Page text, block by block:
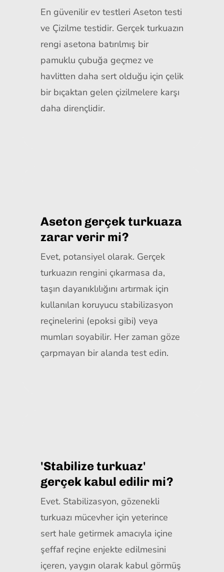
En güvenilir ev testleri Aseton testi
ve Çizilme testidir. Gerçek turkuazın
rengi asetona batırılmış bir
pamuklu çubuğa geçmez ve
havlitten daha sert olduğu için çelik
bir bıçaktan gelen çizilmelere karşı
daha dirençlidir.
Aseton gerçek turkuaza
zarar verir mi?
Evet, potansiyel olarak. Gerçek
turkuazın rengini çıkarmasa da,
taşın dayanıklılığını artırmak için
kullanılan koruyucu stabilizasyon
reçinelerini (epoksi gibi) veya
mumları soyabilir. Her zaman göze
çarpmayan bir alanda test edin.
'Stabilize turkuaz'
gerçek kabul edilir mi?
Evet. Stabilizasyon, gözenekli
turkuazı mücevher için yeterince
sert hale getirmek amacıyla içine
şeffaf reçine enjekte edilmesini
içeren, yaygın olarak kabul görmüş